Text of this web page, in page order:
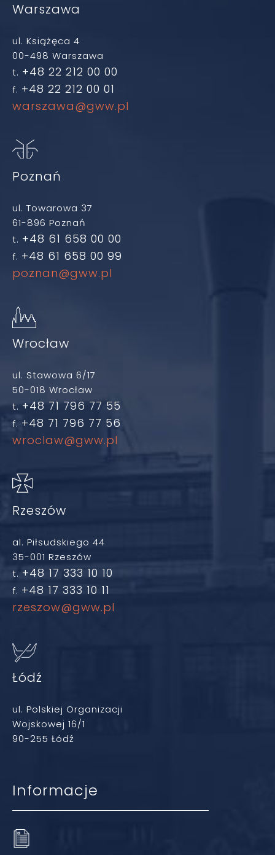
Warszawa
ul. Książęca 4
00-498 Warszawa
t. +48 22 212 00 00
f. +48 22 212 00 01
warszawa@gww.pl
Poznań
ul. Towarowa 37
61-896 Poznań
t. +48 61 658 00 00
f. +48 61 658 00 99
poznan@gww.pl
Wrocław
ul. Stawowa 6/17
50-018 Wrocław
t. +48 71 796 77 55
f. +48 71 796 77 56
wroclaw@gww.pl
Rzeszów
al. Piłsudskiego 44
35-001 Rzeszów
t. +48 17 333 10 10
f. +48 17 333 10 11
rzeszow@gww.pl
Łódź
ul. Polskiej Organizacji
Wojskowej 16/1
90-255 Łódź
Informacje